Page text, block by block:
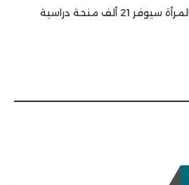
بنت الداه: مشروع تمكين المرأة سيوفر 21 ألف منحة دراسية